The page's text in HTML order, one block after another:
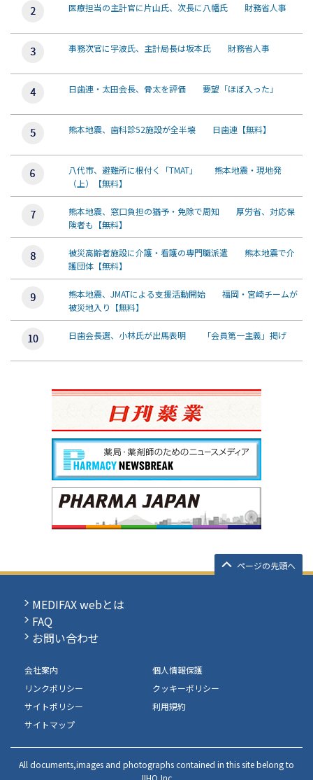
医療担当の主計官に片山氏、次長に八幡氏 財務省人事
事務次官に宇波氏、主計局長は坂本氏 財務省人事
日歯連・太田会長、骨太を評価 要望「ほぼ入った」
熊本地震、歯科診52施設が全半壊 日歯連【無料】
八代市、避難所に根付く「TMAT」 熊本地震・現地発
（上）【無料】
熊本地震、窓口負担の猶予・免除で周知 厚労省、対応保
険者も【無料】
被災高齢者施設に介護・看護の専門職派遣 熊本地震で介
護団体【無料】
熊本地震、JMATによる支援活動開始 福岡・宮崎チームが
被災地入り【無料】
日歯会長選、小林氏が出馬表明 「会員第一主義」掲げ
ページの先頭へ
MEDIFAX webとは
FAQ
お問い合わせ
会社案内
個人情報保護
リンクポリシー
クッキーポリシー
サイトポリシー
利用規約
サイトマップ
All documents,images and photographs contained in this site belong to
JIHO,Inc.